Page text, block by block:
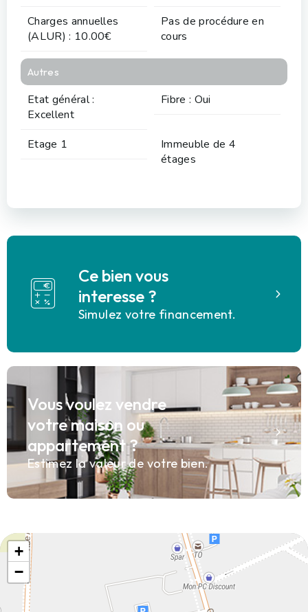
Charges annuelles
(ALUR) : 10.00€
Pas de procédure en
cours
Autres
Etat général :
Excellent
Fibre : Oui
Etage 1
Immeuble de 4
étages
Ce bien vous
interesse ?
Simulez votre financement.
Vous voulez vendre
votre maison ou
appartement ?
Estimez la valeur de votre bien.
+
−